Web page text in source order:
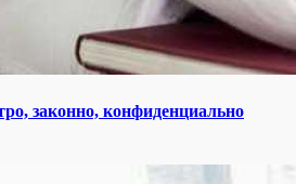
законно, конфиденциально